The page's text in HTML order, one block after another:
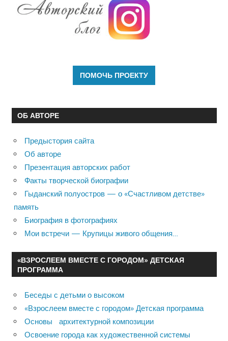
ОБ АВТОРЕ
Предыстория сайта
Об авторе
Презентация авторских работ
Факты творческой биографии
Гыданский полуостров — о «Счастливом детстве»
память
Биография в фотографиях
Мои встречи — Крупицы живого общения…
«ВЗРОСЛЕЕМ ВМЕСТЕ С ГОРОДОМ» ДЕТСКАЯ
ПРОГРАММА
Беседы с детьми о высоком
«Взрослеем вместе с городом» Детская программа
Основы архитектурной композиции
Освоение города как художественной системы